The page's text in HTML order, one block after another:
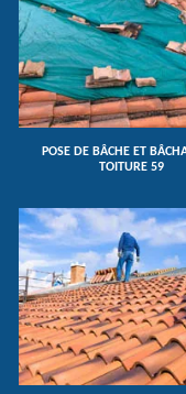
POSE DE BÂCHE ET
TOITURE 59